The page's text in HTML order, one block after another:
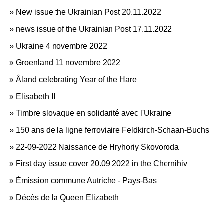
» New issue the Ukrainian Post 20.11.2022
» news issue of the Ukrainian Post 17.11.2022
» Ukraine 4 novembre 2022
» Groenland 11 novembre 2022
» Åland celebrating Year of the Hare
» Elisabeth II
» Timbre slovaque en solidarité avec l'Ukraine
» 150 ans de la ligne ferroviaire Feldkirch-Schaan-Buchs
» 22-09-2022 Naissance de Hryhoriy Skovoroda
» First day issue cover 20.09.2022 in the Chernihiv
» Émission commune Autriche - Pays-Bas
» Décès de la Queen Elizabeth